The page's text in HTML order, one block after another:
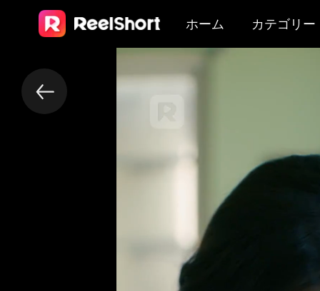
ホーム カテゴリー